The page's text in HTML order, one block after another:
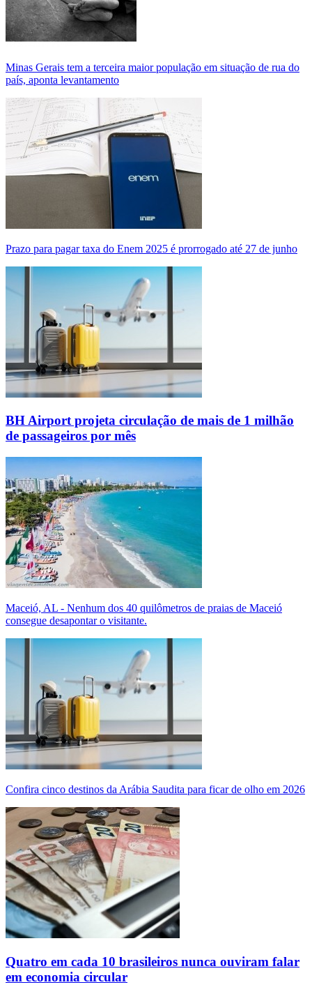
Minas Gerais tem a terceira maior população em situação de rua do
país, aponta levantamento
Prazo para pagar taxa do Enem 2025 é prorrogado até 27 de junho
BH Airport projeta circulação de mais de 1 milhão
de passageiros por mês
Maceió, AL - Nenhum dos 40 quilômetros de praias de Maceió
consegue desapontar o visitante.
Confira cinco destinos da Arábia Saudita para ficar de olho em 2026
Quatro em cada 10 brasileiros nunca ouviram falar
em economia circular